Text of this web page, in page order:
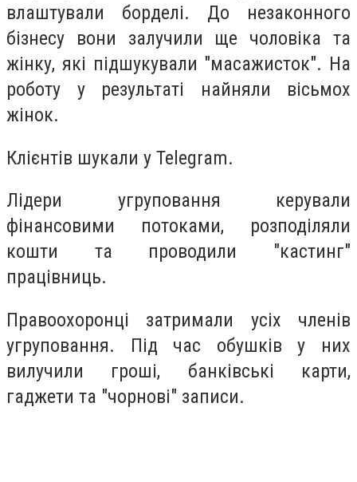
влаштували борделі. До незаконного
бізнесу вони залучили ще чоловіка та
жінку, які підшукували "масажисток". На
роботу у результаті найняли вісьмох
жінок.
Клієнтів шукали у Telegram.
Лідери угруповання керували
фінансовими потоками, розподіляли
кошти та проводили "кастинг"
працівниць.
Правоохоронці затримали усіх членів
угруповання. Під час обушків у них
вилучили гроші, банківські карти,
гаджети та "чорнові" записи.